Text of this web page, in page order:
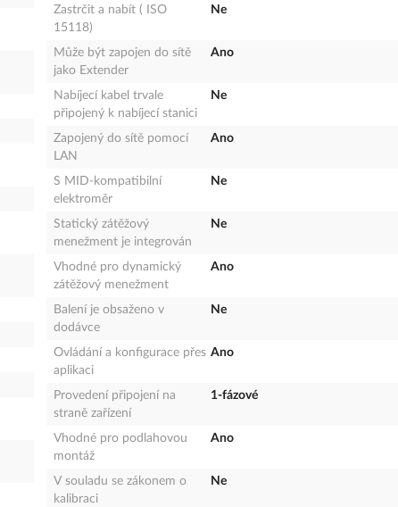
Zastrčit a nabít ( ISO
15118)
Ne
Může být zapojen do sítě
jako Extender
Ano
Nabíjecí kabel trvale
připojený k nabíjecí stanici
Ne
Zapojený do sítě pomocí
LAN
Ano
S MID-kompatibilní
elektroměr
Ne
Statický zátěžový
menežment je integrován
Ne
Vhodné pro dynamický
zátěžový menežment
Ano
Balení je obsaženo v
dodávce
Ne
Ovládání a konfigurace přes
aplikaci
Ano
Provedení připojení na
straně zařízení
1-fázové
Vhodné pro podlahovou
montáž
Ano
V souladu se zákonem o
kalibraci
Ne